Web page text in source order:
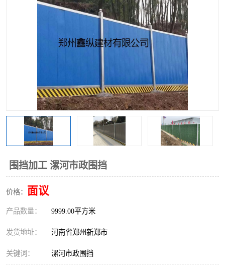
围挡加工 漯河市政围挡
价格： 面议
产品数量： 9999.00平方米
发货地址： 河南省郑州新郑市
关键词： 漯河市政围挡
生产加工单板复合围挡 市